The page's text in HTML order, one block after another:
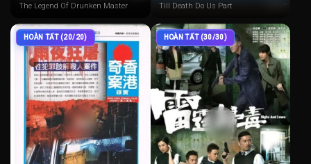
The Legend Of Drunken Master Till Death Do Us Part
HOÀN TẤT (20/20) HOÀN TẤT (30/30)